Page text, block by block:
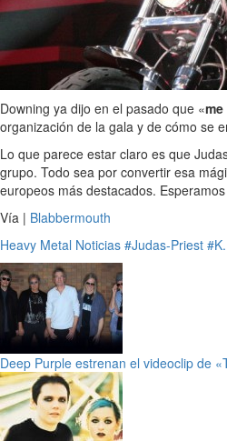
Downing ya dijo en el pasado que «
organización de la gala y de cómo se
Lo que parece estar claro es que
grupo. Todo sea por convertir esa
europeos más destacados.
Vía | Blabbermouth
Heavy Metal Noticias #Judas-Priest
Deep Purple estrenan el videoclip de